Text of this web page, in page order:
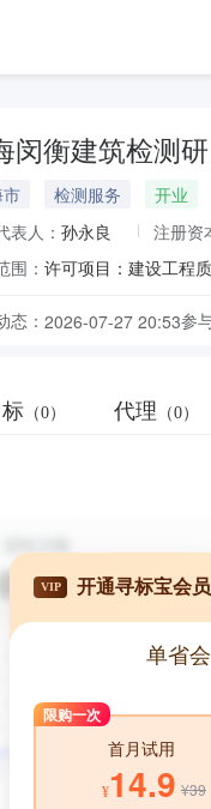
闵衡建筑检测
检测服务
开业
表人： 孙永良 注册资
围：
态： 2026-07-27 20:53参
（0） 代理 （0）
VIP 开通寻标宝会
单省
限购一次
首月试用
¥14.9 ¥39